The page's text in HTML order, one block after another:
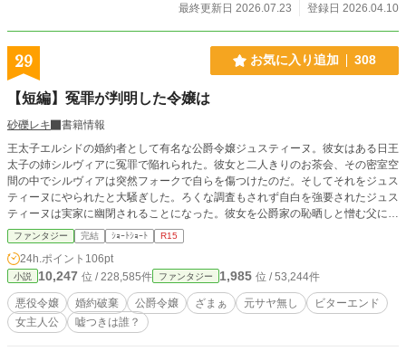
最終更新日 2026.07.23
登録日 2026.04.10
29 お気に入り追加 308
【短編】冤罪が判明した令嬢は
砂礫レキ
書籍情報
王太子エルシドの婚約者として有名な公爵令嬢ジュスティーヌ。彼女はある日王
太子の姉シルヴィアに冤罪で陥れられた。彼女と二人きりのお茶会、その密室空
間の中でシルヴィアは突然フォークで自らを傷つけたのだ。そしてそれをジュス
ティーヌにやられたと大騒ぎした。ろくな調査もされず自白を強要されたジュス
ティーヌは実家に幽閉されることになった。彼女を公爵家の恥晒しと憎む父によ
って地下牢に監禁され暴行を受ける日々。しかしそれは二年後終わりを告げる、
第一王女シルヴィアが嘘だと自白したのだ。けれど彼女はジュスティーヌがそれ
を知る頃には亡くなっていた。王家は醜聞を上書きする為再度ジュスティーヌを
王太子の婚約者へ強引に戻す。 そして一年後、王太子とジュスティーヌの結婚
式が盛大に行われた。
ファンタジー 完結 ｼｮｰﾄｼｮｰﾄ R15
24h.ポイント 106pt
小説 10,247 位 / 228,585件 ファンタジー 1,985 位 / 53,244件
悪役令嬢 婚約破棄 公爵令嬢 ざまぁ 元サヤ無し
ビターエンド
女主人公
嘘つきは誰？